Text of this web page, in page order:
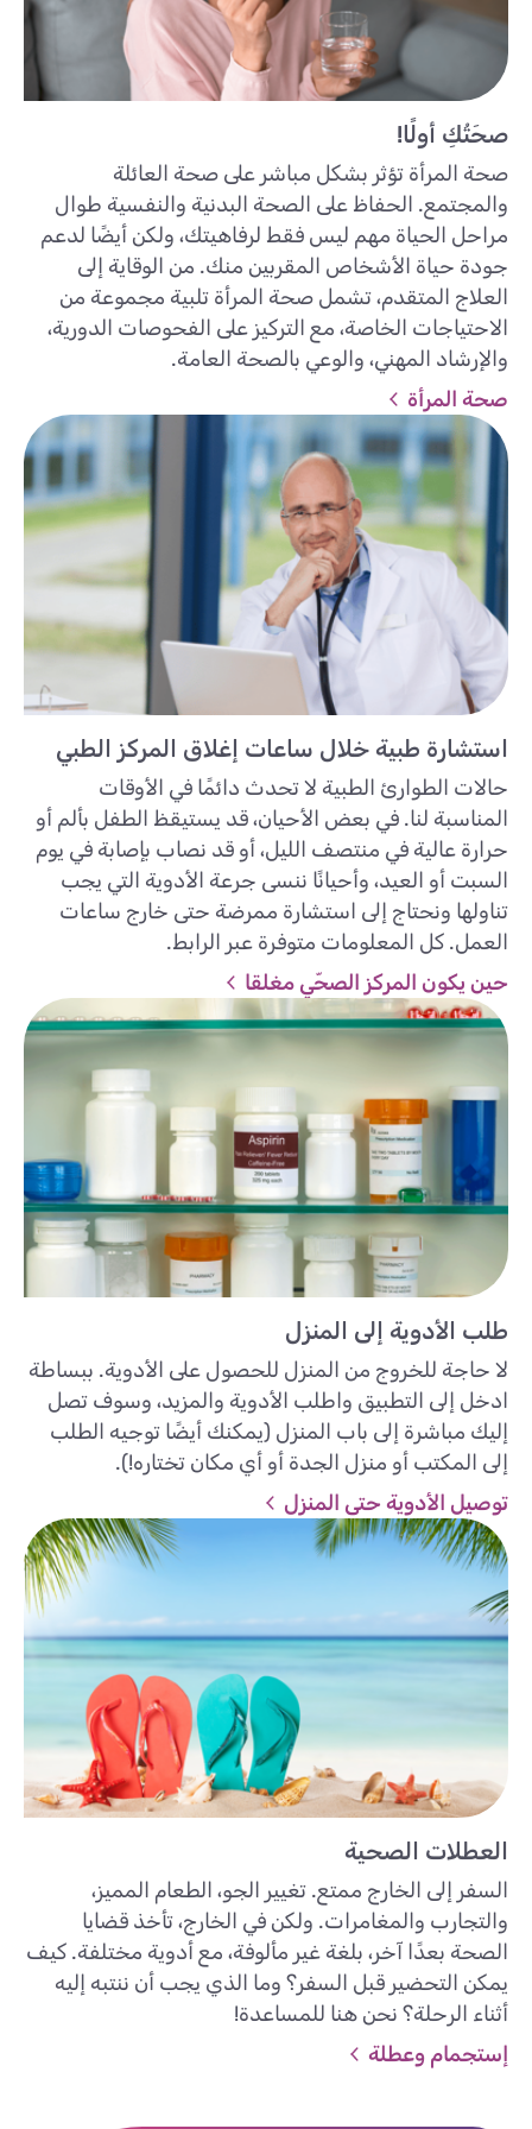
صحَتُكِ أولًا!
صحة المرأة تؤثر بشكل مباشر على صحة العائلة
والمجتمع. الحفاظ على الصحة البدنية والنفسية طوال
مراحل الحياة مهم ليس فقط لرفاهيتك، ولكن أيضًا لدعم
جودة حياة الأشخاص المقربين منك. من الوقاية إلى
العلاج المتقدم، تشمل صحة المرأة تلبية مجموعة من
الاحتياجات الخاصة، مع التركيز على الفحوصات الدورية،
والإرشاد المهني، والوعي بالصحة العامة.
صحة المرأة
استشارة طبية خلال ساعات إغلاق المركز الطبي
حالات الطوارئ الطبية لا تحدث دائمًا في الأوقات
المناسبة لنا. في بعض الأحيان، قد يستيقظ الطفل بألم أو
حرارة عالية في منتصف الليل، أو قد نصاب بإصابة في يوم
السبت أو العيد، وأحيانًا ننسى جرعة الأدوية التي يجب
تناولها ونحتاج إلى استشارة ممرضة حتى خارج ساعات
العمل. كل المعلومات متوفرة عبر الرابط.
حين يكون المركز الصحّي مغلقا
طلب الأدوية إلى المنزل
لا حاجة للخروج من المنزل للحصول على الأدوية. ببساطة
ادخل إلى التطبيق واطلب الأدوية والمزيد، وسوف تصل
إليك مباشرة إلى باب المنزل (يمكنك أيضًا توجيه الطلب
إلى المكتب أو منزل الجدة أو أي مكان تختاره!).
توصيل الأدوية حتى المنزل
العطلات الصحية
السفر إلى الخارج ممتع. تغيير الجو، الطعام المميز،
والتجارب والمغامرات. ولكن في الخارج، تأخذ قضايا
الصحة بعدًا آخر، بلغة غير مألوفة، مع أدوية مختلفة. كيف
يمكن التحضير قبل السفر؟ وما الذي يجب أن ننتبه إليه
أثناء الرحلة؟ نحن هنا للمساعدة!
إستجمام وعطلة